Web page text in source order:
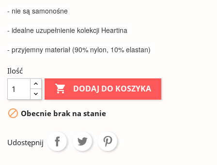
- nie są samonośne
- idealne uzupełnienie kolekcji Heartina
- przyjemny materiał (90% nylon, 10% elastan)
Ilość
 DODAJ DO KOSZYKA
 Obecnie brak na stanie
Udostępnij